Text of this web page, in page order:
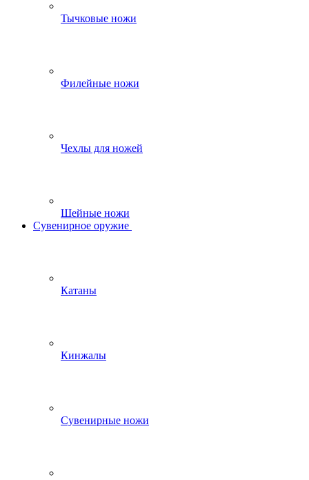
Тычковые ножи
Филейные ножи
Чехлы для ножей
Шейные ножи
Сувенирное оружие
Катаны
Кинжалы
Сувенирные ножи